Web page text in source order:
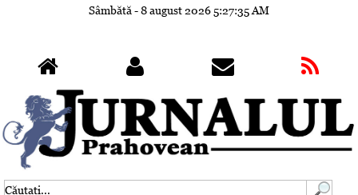
Sâmbătă - 8 august 2026 5:27:37 AM